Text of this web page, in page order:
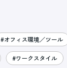
#オフィス環境／ツール
#ワークスタイル